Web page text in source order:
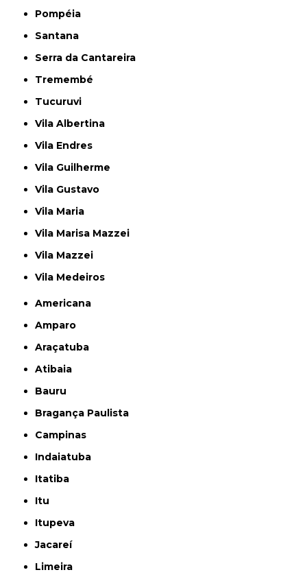
Pompéia
Santana
Serra da Cantareira
Tremembé
Tucuruvi
Vila Albertina
Vila Endres
Vila Guilherme
Vila Gustavo
Vila Maria
Vila Marisa Mazzei
Vila Mazzei
Vila Medeiros
Americana
Amparo
Araçatuba
Atibaia
Bauru
Bragança Paulista
Campinas
Indaiatuba
Itatiba
Itu
Itupeva
Jacareí
Limeira